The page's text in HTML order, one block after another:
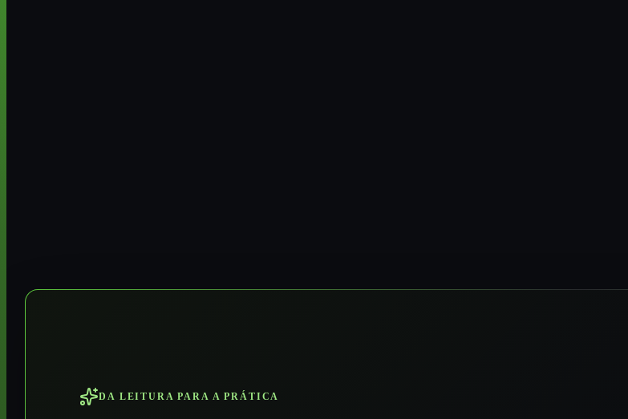
DA LEITURA PARA A PRÁTICA